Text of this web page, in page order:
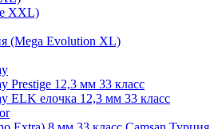
XXL)
(Mega Evolution XL)
Prestige 12,3 мм 33 класс
ELK елочка 12,3 мм 33 класс